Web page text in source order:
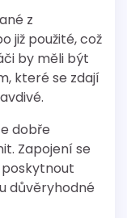
z
již použité, což
by měli být
které se zdají
dobře
Zapojení se
důvěryhodné